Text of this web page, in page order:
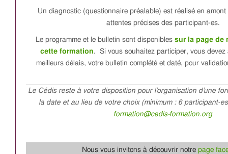
Un diagnostic (questionnaire préalable) est réalisé en
attentes précises des participant-es.
Le programme et le bulletin sont disponibles sur la page de
cette formation. Si vous souhaitez participer, vous devez
meilleurs délais, votre bulletin complété et daté, pour
Le Cédis reste à votre disposition pour l’organisation d’une
la date et au lieu de votre choix (minimum : 6 participant-
formation@cedis-formation.org
Nous vous invitons à découvrir notre page